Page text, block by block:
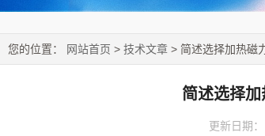
您的位置： 网站首页 > 技术文章 > 简述选择加热磁
简述选择
更新日期：